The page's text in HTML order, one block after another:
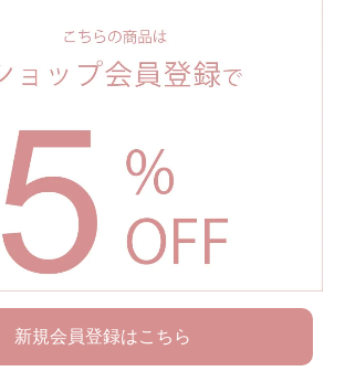
新規会員登録はこちら